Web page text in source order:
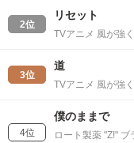
2位
リセット
TVアニメ 風が強
3位
道
TVアニメ 風が強
4位
僕のままで
ロート製薬 "Z!"